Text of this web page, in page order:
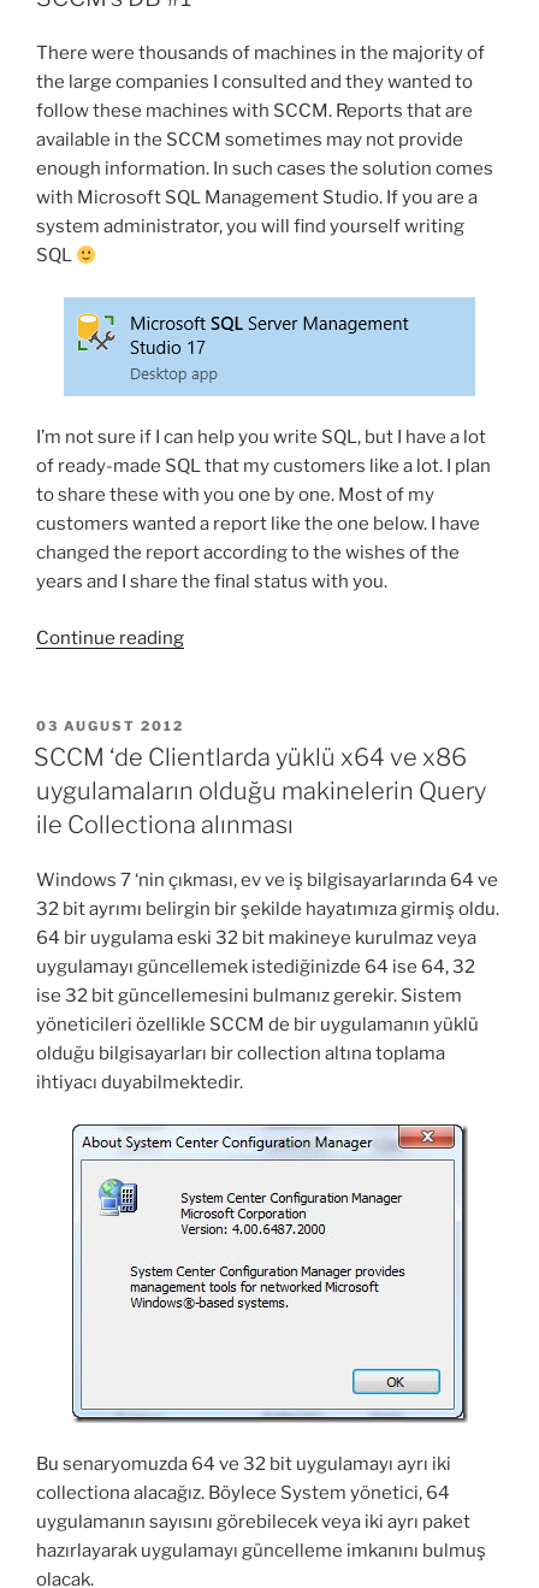
There were thousands of machines in the majority of
the large companies I consulted and they wanted to
follow these machines with SCCM. Reports that are
available in the SCCM sometimes may not provide
enough information. In such cases the solution comes
with Microsoft SQL Management Studio. If you are a
system administrator, you will find yourself writing
SQL
I’m not sure if I can help you write SQL, but I have a lot
of ready-made SQL that my customers like a lot. I plan
to share these with you one by one. Most of my
customers wanted a report like the one below. I have
changed the report according to the wishes of the
years and I share the final status with you.
Continue reading“Access
the
SCCM’s
#1”
POSTED
ON
03 AUGUST 2012
SCCM ‘de Clientlarda yüklü x64 ve x86
uygulamaların olduğu makinelerin Query
ile Collectiona alınması
Windows 7 ‘nin çıkması, ev ve iş bilgisayarlarında 64 ve
32 bit ayrımı belirgin bir şekilde hayatımıza girmiş oldu.
64 bir uygulama eski 32 bit makineye kurulmaz veya
uygulamayı güncellemek istediğinizde 64 ise 64, 32
ise 32 bit güncellemesini bulmanız gerekir. Sistem
yöneticileri özellikle SCCM de bir uygulamanın yüklü
olduğu bilgisayarları bir collection altına toplama
ihtiyacı duyabilmektedir.
Bu senaryomuzda 64 ve 32 bit uygulamayı ayrı iki
collectiona alacağız. Böylece System yönetici, 64
uygulamanın sayısını görebilecek veya iki ayrı paket
hazırlayarak uygulamayı güncelleme imkanını bulmuş
olacak.